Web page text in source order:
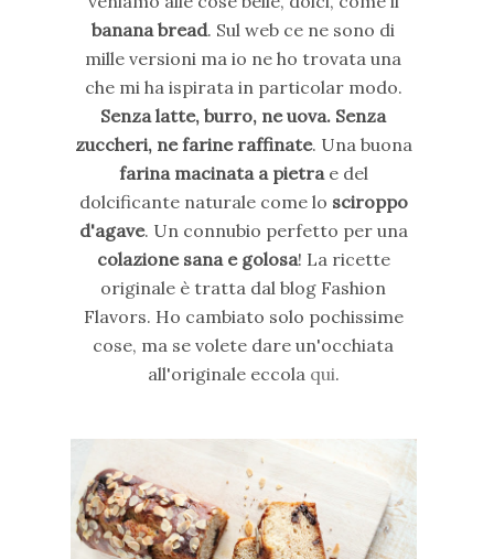
banana bread. Sul web ce ne sono di
mille versioni ma io ne ho trovata una
che mi ha ispirata in particolar modo.
Senza latte, burro, ne uova. Senza
zuccheri, ne farine raffinate. Una buona
farina macinata a pietrae del
dolcificante naturale come lo sciroppo
d'agave. Un connubio perfetto per una
colazione sana e golosa! La ricette
originale è tratta dal blog Fashion
Flavors. Ho cambiato solo pochissime
cose, ma se volete dare un'occhiata
all'originale eccola qui.